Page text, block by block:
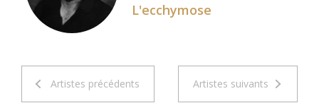
L'ecchymose
Artistes précédents Artistes suivants